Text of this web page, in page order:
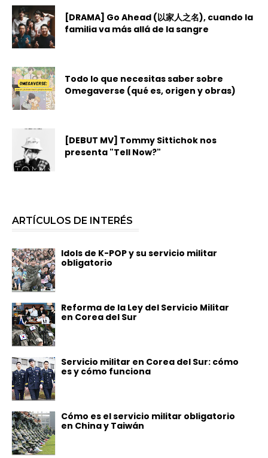
[DRAMA] Go Ahead (以家人之名), cuando la
familia va más allá de la sangre
Todo lo que necesitas saber sobre
Omegaverse (qué es, origen y obras)
[DEBUT MV] Tommy Sittichok nos
presenta "Tell Now?"
ARTÍCULOS DE INTERÉS
Idols de K-POP y su servicio militar
obligatorio
Reforma de la Ley del Servicio Militar
en Corea del Sur
Servicio militar en Corea del Sur: cómo
es y cómo funciona
Cómo es el servicio militar obligatorio
en China y Taiwán